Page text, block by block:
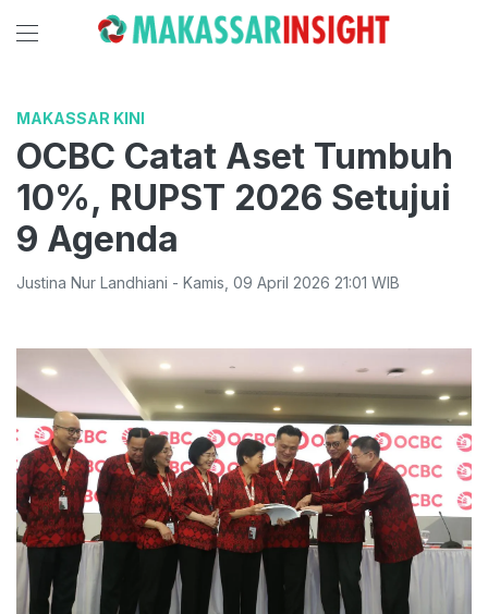
MAKASSAR KINI
OCBC Catat Aset Tumbuh
10%, RUPST 2026 Setujui
9 Agenda
Justina Nur Landhiani - Kamis 09 April 2026 21:01 WIB